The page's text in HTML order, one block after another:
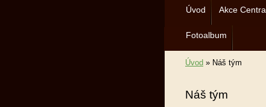
Úvod Akce Centra
Fotoalbum
Úvod » Náš tým
Náš tým